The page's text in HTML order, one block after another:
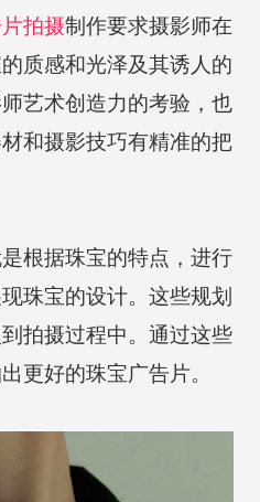
拍摄制作要求摄影师在
质感和光泽及其诱人的
艺术创造力的考验，也
和摄影技巧有精准的把
根据珠宝的特点，进行
珠宝的设计。这些规划
拍摄过程中。通过这些
更好的珠宝广告片。